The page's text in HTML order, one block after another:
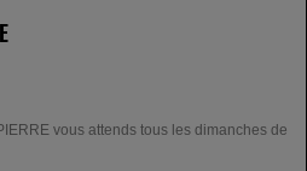
vous attends tous les dimanches de